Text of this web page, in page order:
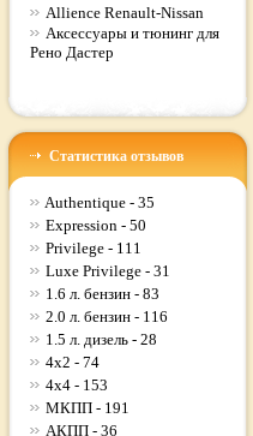
Allience Renault-Nissan
Аксессуары и тюнинг для
Рено Дастер
Статистика отзывов
Authentique - 35
Expression - 50
Privilege - 111
Luxe Privilege - 31
1.6 л. бензин - 83
2.0 л. бензин - 116
1.5 л. дизель - 28
4x2 - 74
4x4 - 153
МКПП - 191
АКПП - 36